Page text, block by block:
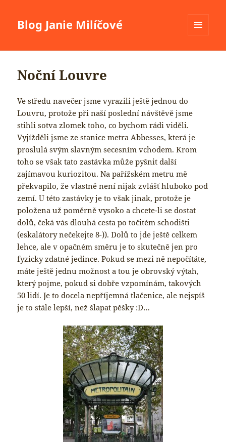
Blog Janie Milíčové
Noční Louvre
Ve středu navečer jsme vyrazili ještě jednou do
Louvru, protože při naší poslední návštěvě jsme
stihli sotva zlomek toho, co bychom rádi viděli.
Vyjížděli jsme ze stanice metra Abbesses, která je
proslulá svým slavným secesním vchodem. Krom
toho se však tato zastávka může pyšnit další
zajímavou kuriozitou. Na pařížském metru mě
překvapilo, že vlastně není nijak zvlášť hluboko pod
zemí. U této zastávky je to však jinak, protože je
položena už poměrně vysoko a chcete-li se dostat
dolů, čeká vás dlouhá cesta po točitém schodišti
(eskalátory nečekejte 8-)). Dolů to jde ještě celkem
lehce, ale v opačném směru je to skutečně jen pro
fyzicky zdatné jedince. Pokud se mezi ně nepočítáte,
máte ještě jednu možnost a tou je obrovský výtah,
který pojme, pokud si dobře vzpomínám, takových
50 lidí. Je to docela nepříjemná tlačenice, ale nejspíš
je to stále lepší, než šlapat pěšky :D…